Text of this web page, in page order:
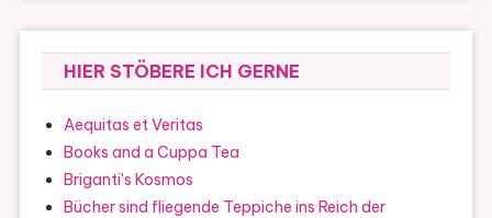
HIER STÖBERE ICH GERNE
Aequitas et Veritas
Books and a Cuppa Tea
Briganti's Kosmos
Bücher sind fliegende Teppiche ins Reich der